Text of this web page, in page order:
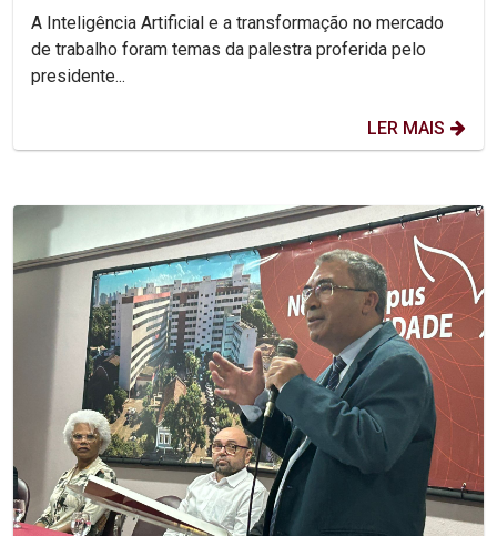
Jornada Unicap...
A Inteligência Artificial e a transformação no mercado
de trabalho foram temas da palestra proferida pelo
presidente...
LER MAIS